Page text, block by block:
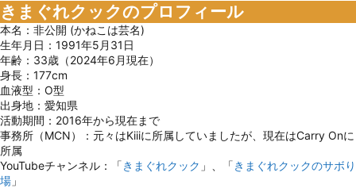
きまぐれクックのプロフィール
本名：非公開 (かねこは芸名)
生年月日：1991年5月31日
年齢：33歳（2024年6月現在）
身長：177cm
血液型：O型
出身地：愛知県
活動期間：2016年から現在まで
事務所（MCN）：元々はKiiiに所属していましたが、現在はCarry Onに
所属
YouTubeチャンネル：「きまぐれクック 」、「きまぐれクックのサボり
場 」